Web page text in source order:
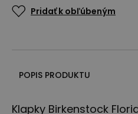
Pridať k obľúbeným
POPIS PRODUKTU
Klapky Birkenstock